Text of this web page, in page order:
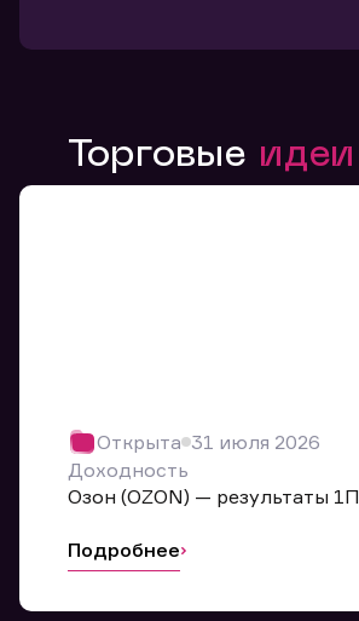
Торговые идеи
Открыта 31 июля 2026
Доходность
Озон (OZON) — результаты
Подробнее